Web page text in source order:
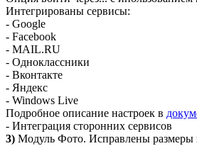
Интегрированы сервисы:
- Google
- Facebook
- MAIL.RU
- Одноклассники
- Вконтакте
- Яндекс
- Windows Live
Подробное описание настроек в
- Интеграция сторонних сервисов
3) Модуль Фото. Исправлены размеры